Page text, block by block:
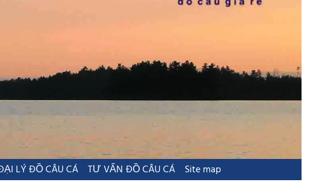
LÝ ĐỒ CÂU CÁ TƯ VẤN ĐỒ CÂU CÁ
Site map